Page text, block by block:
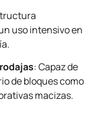
uso intensivo en
: Capaz de
de bloques como
macizas.